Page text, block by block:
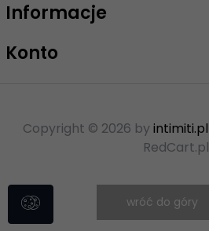
+48 503 747 208
Informacje
Konto
Copyright © 2026 byintimiti.pl
RedCart.pl
wróć do góry